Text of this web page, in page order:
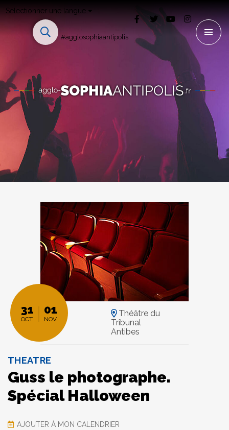
Sélectionner une langue
#agglosophiaantipolis
31
OCT.
01
NOV.
Théâtre du
Tribunal
Antibes
THEATRE
Guss le photographe.
Spécial Halloween
AJOUTER À MON CALENDRIER